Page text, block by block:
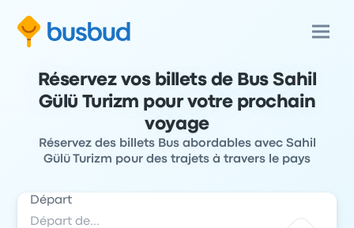
Réservez vos billets de Bus Sahil
Gülü Turizm pour votre prochain
voyage
Réservez des billets Bus abordables avec Sahil
Gülü Turizm pour des trajets à travers le pays
Départ